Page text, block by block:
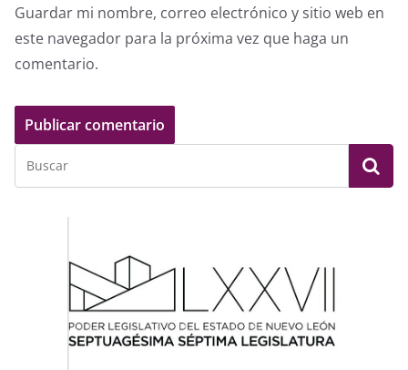
Guardar mi nombre, correo electrónico y sitio web en
este navegador para la próxima vez que haga un
comentario.